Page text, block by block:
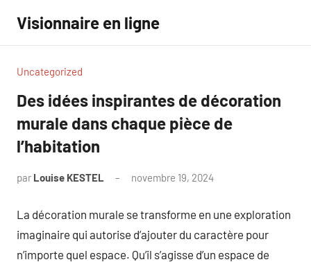
contenu
Visionnaire en ligne
Uncategorized
Des idées inspirantes de décoration
murale dans chaque pièce de
l’habitation
par Louise KESTEL novembre 19, 2024
La décoration murale se transforme en une exploration
imaginaire qui autorise d’ajouter du caractère pour
n’importe quel espace. Qu’il s’agisse d’un espace de